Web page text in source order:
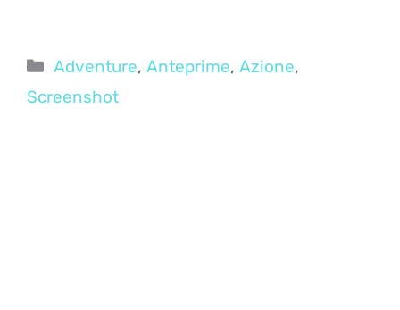
Categorie
Adventure,Anteprime,Azione,
Screenshot